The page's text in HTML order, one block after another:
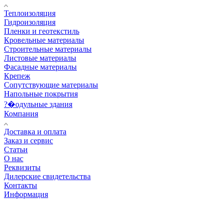
Теплоизоляция
Гидроизоляция
Пленки и геотекстиль
Кровельные материалы
Строительные материалы
Листовые материалы
Фасадные материалы
Крепеж
Сопутствующие материалы
Напольные покрытия
?�одульные здания
Компания
Доставка и оплата
Заказ и сервис
Статьи
О нас
Реквизиты
Дилерские свидетельства
Контакты
Информация